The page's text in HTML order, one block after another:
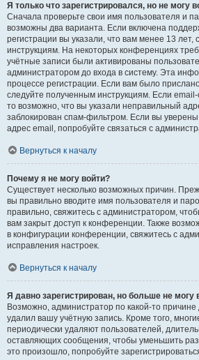
Я только что зарегистрировался, но не могу
Сначала проверьте свои имя пользователя и
возможны два варианта. Если включена
регистрации вы указали, что вам менее 13 лет,
инструкциям. На некоторых конференциях
учётные записи были активированы
администратором до входа в систему. Эта
процессе регистрации. Если вам было
следуйте полученным инструкциям. Если
то возможно, что вы указали неправильный
заблокирован спам-фильтром. Если вы
адрес email, попробуйте связаться с
Вернуться к началу
Почему я не могу войти?
Существует несколько возможных причин.
вы правильно вводите имя пользователя и
правильно, свяжитесь с администратором,
вам закрыт доступ к конференции. Также
в конфигурации конференции, свяжитесь с
исправления настроек.
Вернуться к началу
Я давно зарегистрирован, но больше не могу
Возможно, администратор по какой-то причине
удалил вашу учётную запись. Кроме того,
периодически удаляют пользователей,
оставляющих сообщения, чтобы уменьшить
это произошло, попробуйте